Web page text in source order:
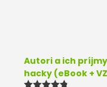
Autori a ich
hacky (eBook +